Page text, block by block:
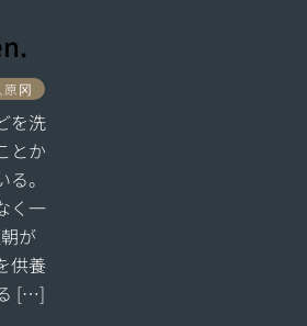
冈
を洗
とか
。
く一
が
供養
[…]